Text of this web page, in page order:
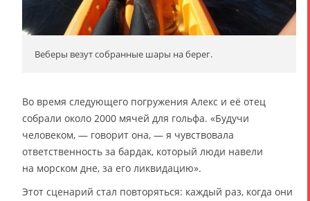
Веберы везут собранные шары на берег.
Во время следующего погружения Алекс и её отец
собрали около 2000 мячей для гольфа. «Будучи
человеком, — говорит она, — я чувствовала
ответственность за бардак, который люди навели
на морском дне, за его ликвидацию».
Этот сценарий стал повторяться: каждый раз, когда они